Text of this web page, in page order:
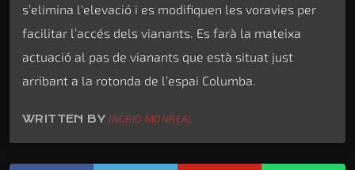
s’elimina l’elevació i es modifiquen les voravies per
facilitar l’accés dels vianants. Es farà la mateixa
actuació al pas de vianants que està situat just
arribant a la rotonda de l’espai Columba.
WRITTEN BYINGRID MONREAL